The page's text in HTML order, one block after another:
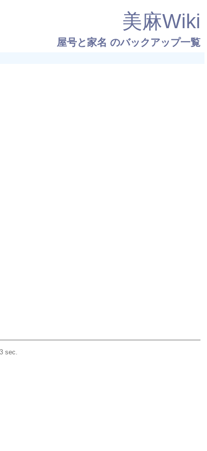
美麻Wiki
屋号と家名 のバックアップ一覧
sec.